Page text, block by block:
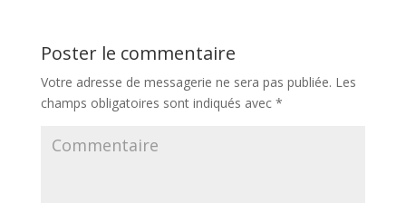
Poster le commentaire
Votre adresse de messagerie ne sera pas publiée. Les
champs obligatoires sont indiqués avec *